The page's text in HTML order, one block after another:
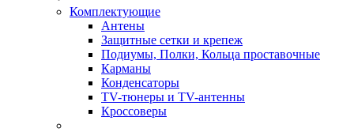
Комплектующие
Антены
Защитные сетки и крепеж
Подиумы, Полки, Кольца проставочные
Карманы
Конденсаторы
TV-тюнеры и TV-антенны
Кроссоверы